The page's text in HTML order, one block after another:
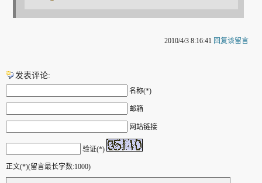
2010/4/3 8:16:41 回复该留言
发表评论:
名称(*)
邮箱
网站链接
验证(*)
正文(*)(留言最长字数:1000)